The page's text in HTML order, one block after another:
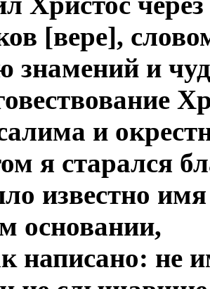
[вере],
знамений и
и
я старался
известно
основании,
написано: не